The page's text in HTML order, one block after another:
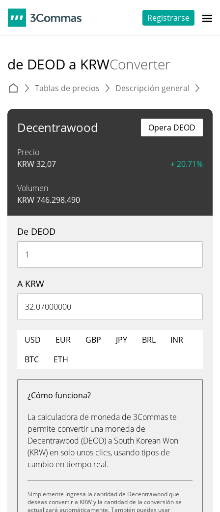
Registrarse
de DEOD a KRWConverter
Tablas de precios Descripción general
Decentrawood
Precio
KRW32,07 + 20.71%
Volumen
KRW746.298.490
Opera DEOD
De DEOD
A KRW
USD EUR GBP JPY BRL
INR
BTC
ETH
¿Cómo funciona?
La calculadora de moneda de 3Commas te
permite convertir una moneda de
Decentrawood (DEOD) a South Korean Won
(KRW) en solo unos clics, usando tipos de
cambio en tiempo real.
Simplemente ingresa la cantidad de Decentrawood que
deseas convertir a KRW y la cantidad de la conversión se
actualizará automáticamente. También puedes usar